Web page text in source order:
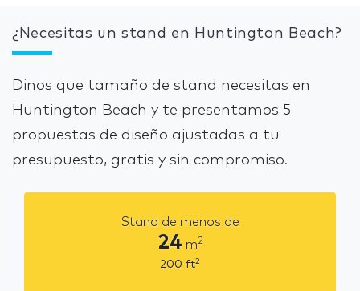
¿Necesitas un stand en Huntington Beach?
Dinos que tamaño de stand necesitas en
Huntington Beach y te presentamos 5
propuestas de diseño ajustadas a tu
presupuesto, gratis y sin compromiso.
Stand de menos de
24 m2
200 ft2